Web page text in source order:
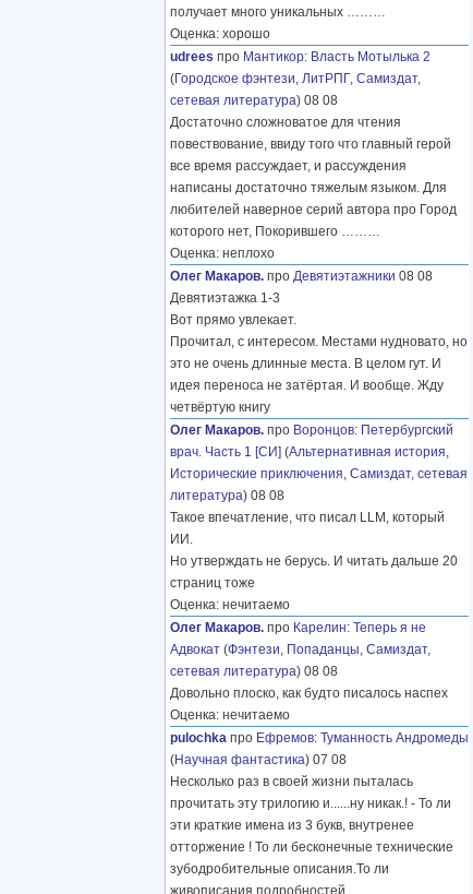
получает много уникальных ………
Оценка: хорошо
udrees про Мантикор: Власть Мотылька 2
(Городское фэнтези, ЛитРПГ, Самиздат,
сетевая литература) 08 08
Достаточно сложноватое для чтения
повествование, ввиду того что главный герой
все время рассуждает, и рассуждения
написаны достаточно тяжелым языком. Для
любителей наверное серий автора про Город
которого нет, Покорившего ………
Оценка: неплохо
Олег Макаров. про Девятиэтажники 08 08
Девятиэтажка 1-3
Вот прямо увлекает.
Прочитал, с интересом. Местами нудновато, но
это не очень длинные места. В целом гут. И
идея переноса не затёртая. И вообще. Жду
четвёртую книгу
Олег Макаров. про Воронцов: Петербургский
врач. Часть 1 [СИ] (Альтернативная история,
Исторические приключения, Самиздат, сетевая
литература) 08 08
Такое впечатление, что писал LLM, который
ИИ.
Но утверждать не берусь. И читать дальше 20
страниц тоже
Оценка: нечитаемо
Олег Макаров. про Карелин: Теперь я не
Адвокат (Фэнтези, Попаданцы, Самиздат,
сетевая литература) 08 08
Довольно плоско, как будто писалось наспех
Оценка: нечитаемо
pulochka про Ефремов: Туманность Андромеды
(Научная фантастика) 07 08
Несколько раз в своей жизни пыталась
прочитать эту трилогию и......ну никак.! - То ли
эти краткие имена из 3 букв, внутренее
отторжение ! То ли бесконечные технические
зубодробительные описания.То ли